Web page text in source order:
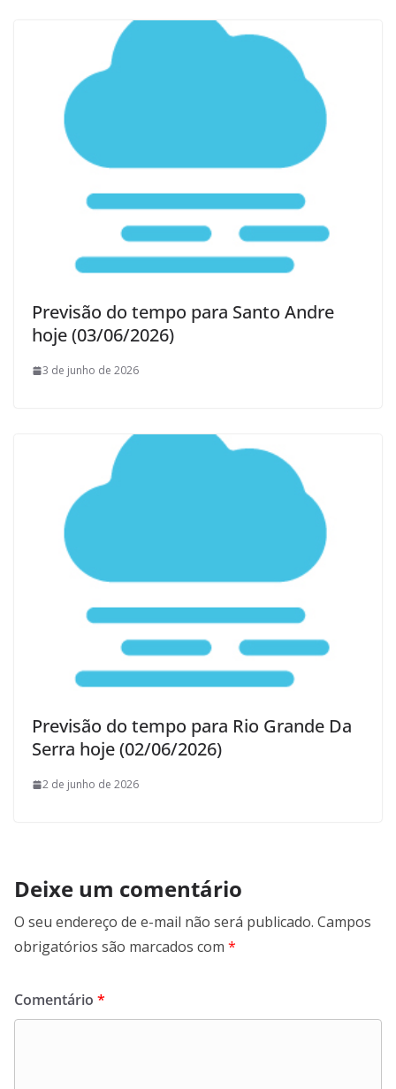
Previsão do tempo para Santo Andre
hoje (03/06/2026)
3 de junho de 2026
Previsão do tempo para Rio Grande Da
Serra hoje (02/06/2026)
2 de junho de 2026
Deixe um comentário
O seu endereço de e-mail não será publicado. Campos
obrigatórios são marcados com *
Comentário *